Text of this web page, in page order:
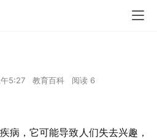
5:27 教育百科 阅读 6
病，它可能导致人们失去兴趣，